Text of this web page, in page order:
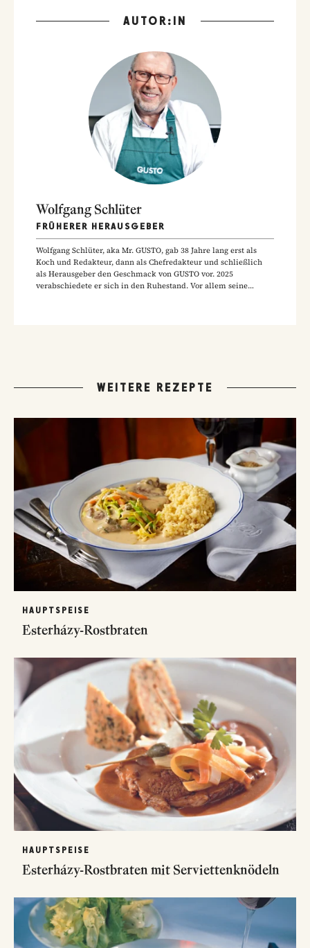
AUTOR:IN
Wolfgang Schlüter
FRÜHERER HERAUSGEBER
Wolfgang Schlüter, aka Mr. GUSTO, gab 38 Jahre lang erst als
Koch und Redakteur, dann als Chefredakteur und schließlich
als Herausgeber den Geschmack von GUSTO vor. 2025
verabschiedete er sich in den Ruhestand. Vor allem seine
WEITERE REZEPTE
HAUPTSPEISE
Esterházy-Rostbraten
HAUPTSPEISE
Esterházy-Rostbraten mit Serviettenknödeln